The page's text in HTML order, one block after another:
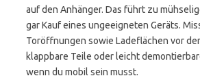
auf den Anhänger. Das führt zu
gar Kauf eines ungeeigneten Geräts.
Toröffnungen sowie Ladeflächen vor
klappbare Teile oder leicht
wenn du mobil sein musst.